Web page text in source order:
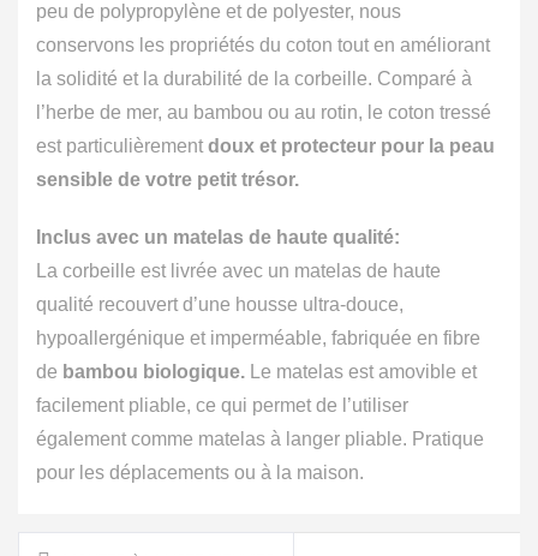
peu de polypropylène et de polyester, nous
conservons les propriétés du coton tout en améliorant
la solidité et la durabilité de la corbeille. Comparé à
l’herbe de mer, au bambou ou au rotin, le coton tressé
est particulièrement doux et protecteur pour la peau
sensible de votre petit trésor.
Inclus avec un matelas de haute qualité:
La corbeille est livrée avec un matelas de haute
qualité recouvert d’une housse ultra-douce,
hypoallergénique et imperméable, fabriquée en fibre
de bambou biologique. Le matelas est amovible et
facilement pliable, ce qui permet de l’utiliser
également comme matelas à langer pliable. Pratique
pour les déplacements ou à la maison.